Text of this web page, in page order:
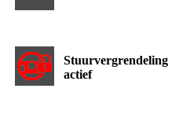
Stuurvergrendeling
actief